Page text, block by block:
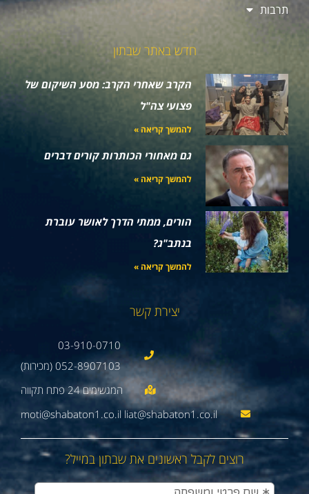
תרבות
חדש באתר שבתון
הקרב שאחרי הקרב: מסע השיקום של
פצועי צה"ל
להמשך קריאה »
גם מאחורי הכותרות קורים דברים
להמשך קריאה »
הורים, ממתי הדרך לאושר עוברת
בנתב"ג?
להמשך קריאה »
יצירת קשר
03-910-0710
052-8907103 (מכירות)
moti@shabaton1.co.il liat@shabaton1.co.il
רוצים לקבל ראשונים את שבתון במייל?